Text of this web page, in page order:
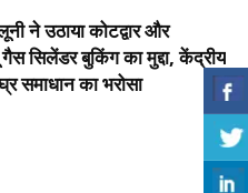
ने उठाया कोटद्वार और
सिलेंडर बुकिंग का मुद्दा, केंद्रीय
समाधान का भरोसा